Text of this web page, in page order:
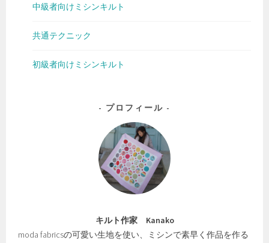
中級者向けミシンキルト
共通テクニック
初級者向けミシンキルト
プロフィール
キルト作家 Kanako
moda fabricsの可愛い生地を使い、ミシンで素早く作品を作る